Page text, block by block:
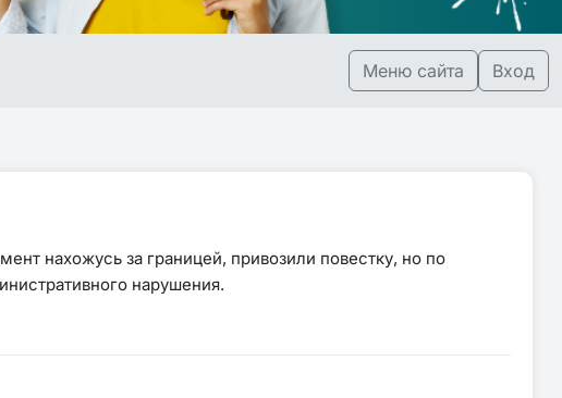
Меню сайта Вход
нахожусь за границей, привозили повестку, но по
нарушения.